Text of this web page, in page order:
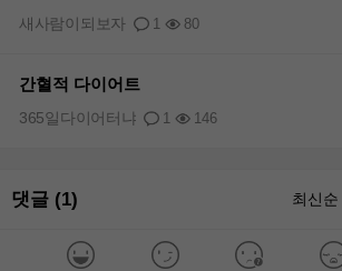
1 80
새사람이되보자
간혈적 다이어트
1 146
365일다이어터냐
댓글 (1) 최신순